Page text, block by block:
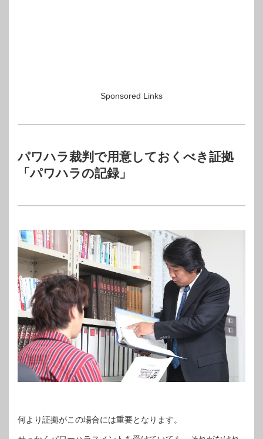
Sponsored Links
パワハラ裁判で用意しておくべき証拠
「パワハラの記録」
何より証拠がこの場合には重要となります。